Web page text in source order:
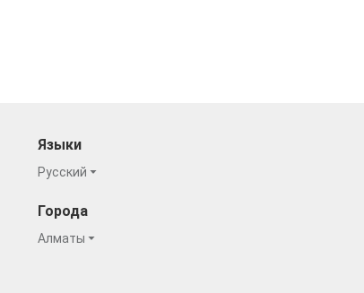
Языки
Русский
Города
Алматы